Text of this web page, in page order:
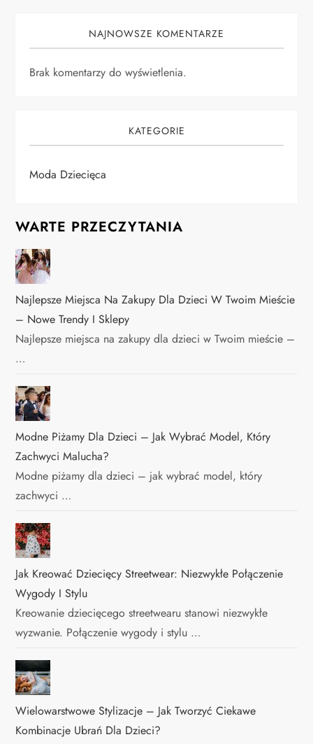
NAJNOWSZE KOMENTARZE
Brak komentarzy do wyświetlenia.
KATEGORIE
Moda Dziecięca
WARTE PRZECZYTANIA
Najlepsze Miejsca Na Zakupy Dla Dzieci W Twoim Mieście
– Nowe Trendy I Sklepy
Najlepsze miejsca na zakupy dla dzieci w Twoim mieście –
…
Modne Piżamy Dla Dzieci – Jak Wybrać Model, Który
Zachwyci Malucha?
Modne piżamy dla dzieci – jak wybrać model, który
zachwyci …
Jak Kreować Dziecięcy Streetwear: Niezwykłe Połączenie
Wygody I Stylu
Kreowanie dziecięcego streetwearu stanowi niezwykłe
wyzwanie. Połączenie wygody i stylu …
Wielowarstwowe Stylizacje – Jak Tworzyć Ciekawe
Kombinacje Ubrań Dla Dzieci?